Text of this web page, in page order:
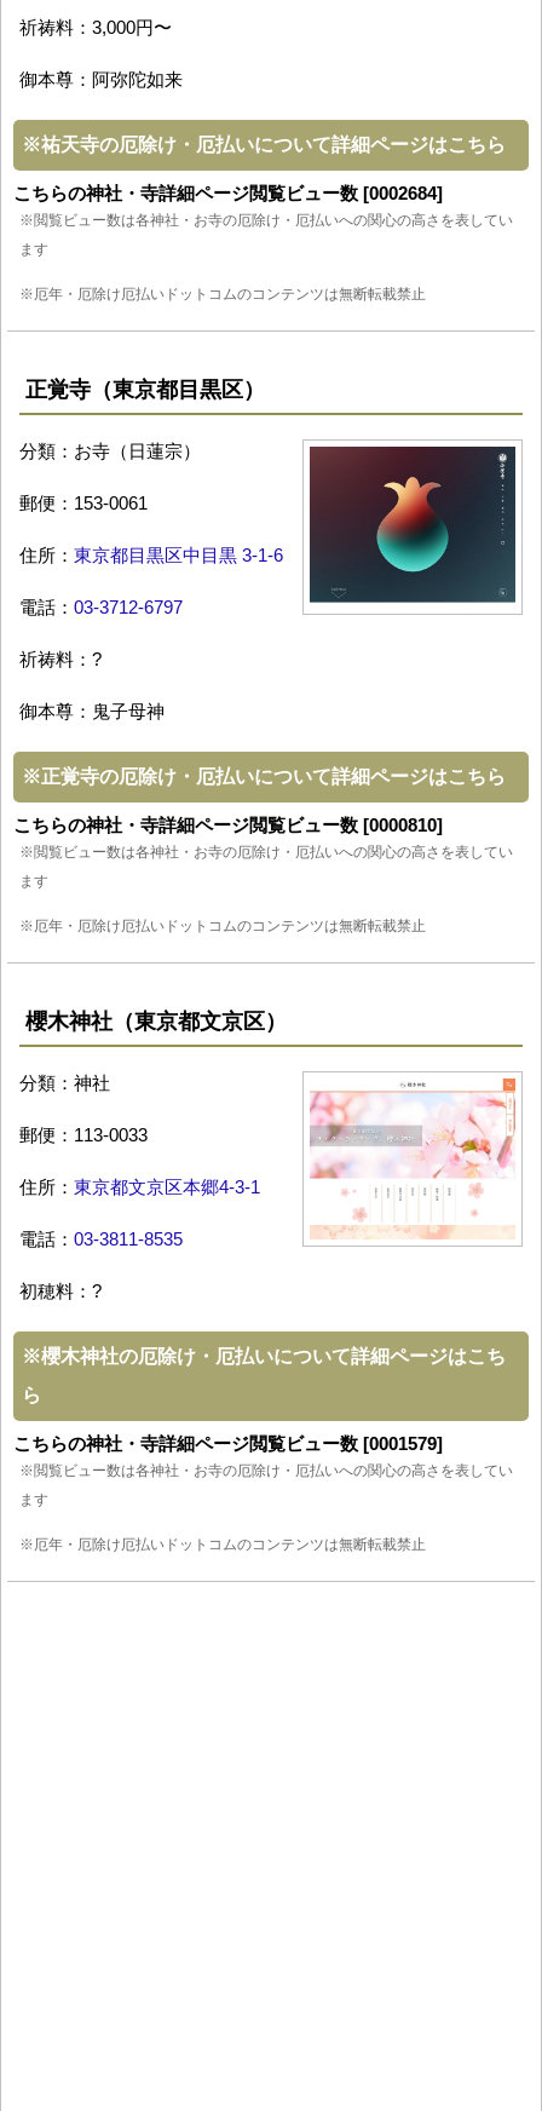
祈祷料：3,000円〜
御本尊：阿弥陀如来
※祐天寺の厄除け・厄払いについて詳細ページはこちら
こちらの神社・寺詳細ページ閲覧ビュー数 [0002684]
※閲覧ビュー数は各神社・お寺の厄除け・厄払いへの関心の高さを表してい
ます
※厄年・厄除け厄払いドットコムのコンテンツは無断転載禁止
正覚寺（東京都目黒区）
分類：お寺（日蓮宗）
郵便：153-0061
住所： 東京都目黒区中目黒 3-1-6
電話： 03-3712-6797
祈祷料：?
御本尊：鬼子母神
※正覚寺の厄除け・厄払いについて詳細ページはこちら
こちらの神社・寺詳細ページ閲覧ビュー数 [0000810]
※閲覧ビュー数は各神社・お寺の厄除け・厄払いへの関心の高さを表してい
ます
※厄年・厄除け厄払いドットコムのコンテンツは無断転載禁止
櫻木神社（東京都文京区）
分類：神社
郵便：113-0033
住所： 東京都文京区本郷4-3-1
電話： 03-3811-8535
初穂料：?
※櫻木神社の厄除け・厄払いについて詳細ページはこち
ら
こちらの神社・寺詳細ページ閲覧ビュー数 [0001579]
※閲覧ビュー数は各神社・お寺の厄除け・厄払いへの関心の高さを表してい
ます
※厄年・厄除け厄払いドットコムのコンテンツは無断転載禁止